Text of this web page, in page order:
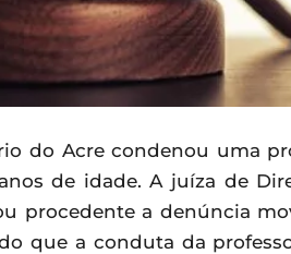
do Acre condenou uma
de idade. A juíza de
procedente a denúncia
que a conduta da